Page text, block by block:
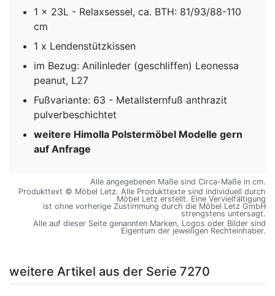
1 x 23L - Relaxsessel, ca. BTH: 81/93/88-110
cm
1 x Lendenstützkissen
im Bezug: Anilinleder (geschliffen) Leonessa
peanut, L27
Fußvariante: 63 - Metallsternfuß anthrazit
pulverbeschichtet
weitere Himolla Polstermöbel Modelle gern
auf Anfrage
Alle angegebenen Maße sind Circa-Maße in cm.
Produkttext © Möbel Letz. Alle Produkttexte sind individuell durch
Möbel Letz erstellt. Eine Vervielfältigung
ist ohne vorherige Zustimmung durch die Möbel Letz GmbH
strengstens untersagt.
Alle auf dieser Seite genannten Marken, Logos oder Bilder sind
Eigentum der jeweiligen Rechteinhaber.
weitere Artikel aus der Serie 7270